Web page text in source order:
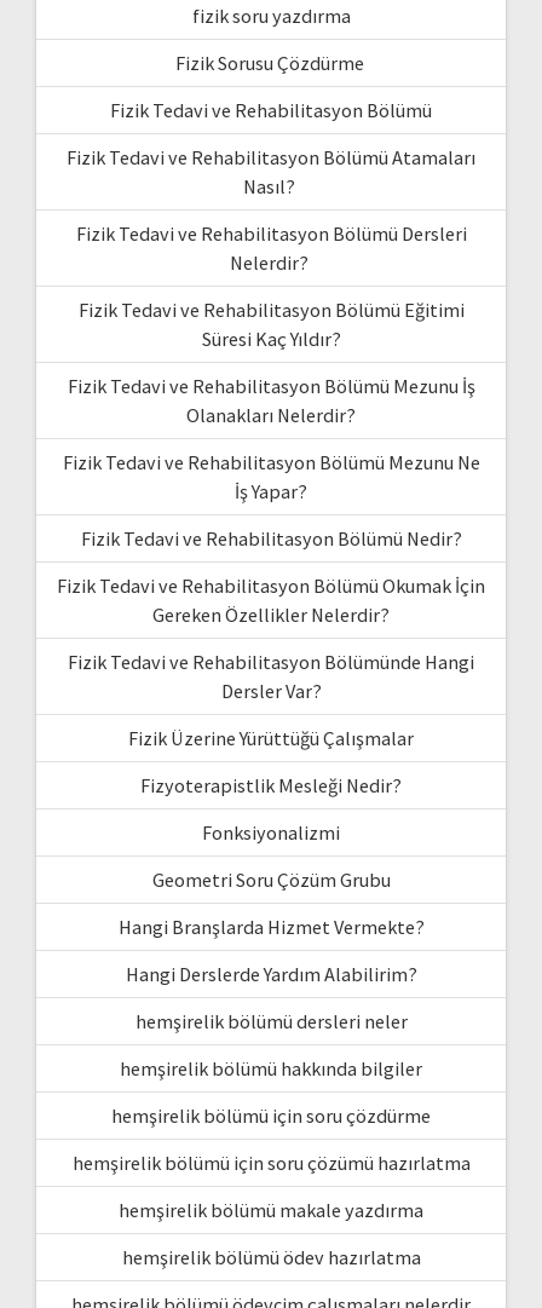
fizik soru yazdırma
Fizik Sorusu Çözdürme
Fizik Tedavi ve Rehabilitasyon Bölümü
Fizik Tedavi ve Rehabilitasyon Bölümü Atamaları
Nasıl?
Fizik Tedavi ve Rehabilitasyon Bölümü Dersleri
Nelerdir?
Fizik Tedavi ve Rehabilitasyon Bölümü Eğitimi
Süresi Kaç Yıldır?
Fizik Tedavi ve Rehabilitasyon Bölümü Mezunu İş
Olanakları Nelerdir?
Fizik Tedavi ve Rehabilitasyon Bölümü Mezunu Ne
İş Yapar?
Fizik Tedavi ve Rehabilitasyon Bölümü Nedir?
Fizik Tedavi ve Rehabilitasyon Bölümü Okumak İçin
Gereken Özellikler Nelerdir?
Fizik Tedavi ve Rehabilitasyon Bölümünde Hangi
Dersler Var?
Fizik Üzerine Yürüttüğü Çalışmalar
Fizyoterapistlik Mesleği Nedir?
Fonksiyonalizmi
Geometri Soru Çözüm Grubu
Hangi Branşlarda Hizmet Vermekte?
Hangi Derslerde Yardım Alabilirim?
hemşirelik bölümü dersleri neler
hemşirelik bölümü hakkında bilgiler
hemşirelik bölümü için soru çözdürme
hemşirelik bölümü için soru çözümü hazırlatma
hemşirelik bölümü makale yazdırma
hemşirelik bölümü ödev hazırlatma